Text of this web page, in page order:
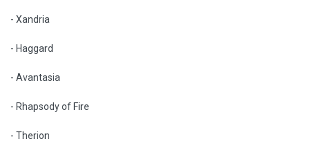
- Xandria
- Haggard
- Avantasia
- Rhapsody of Fire
- Therion